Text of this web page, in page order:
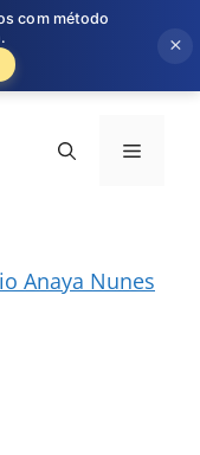
Menu
Anaya Nunes
com método
×